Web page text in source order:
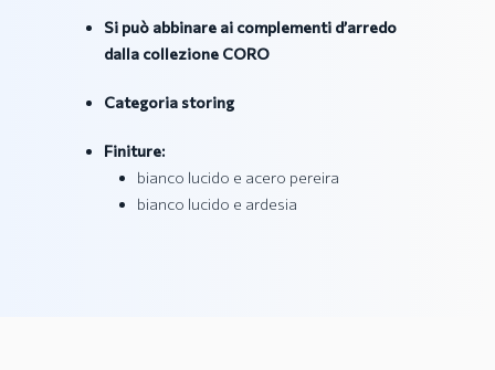
Si può abbinare ai complementi d’arredo
dalla collezione CORO
Categoria storing
Finiture:
bianco lucido e acero pereira
bianco lucido e ardesia